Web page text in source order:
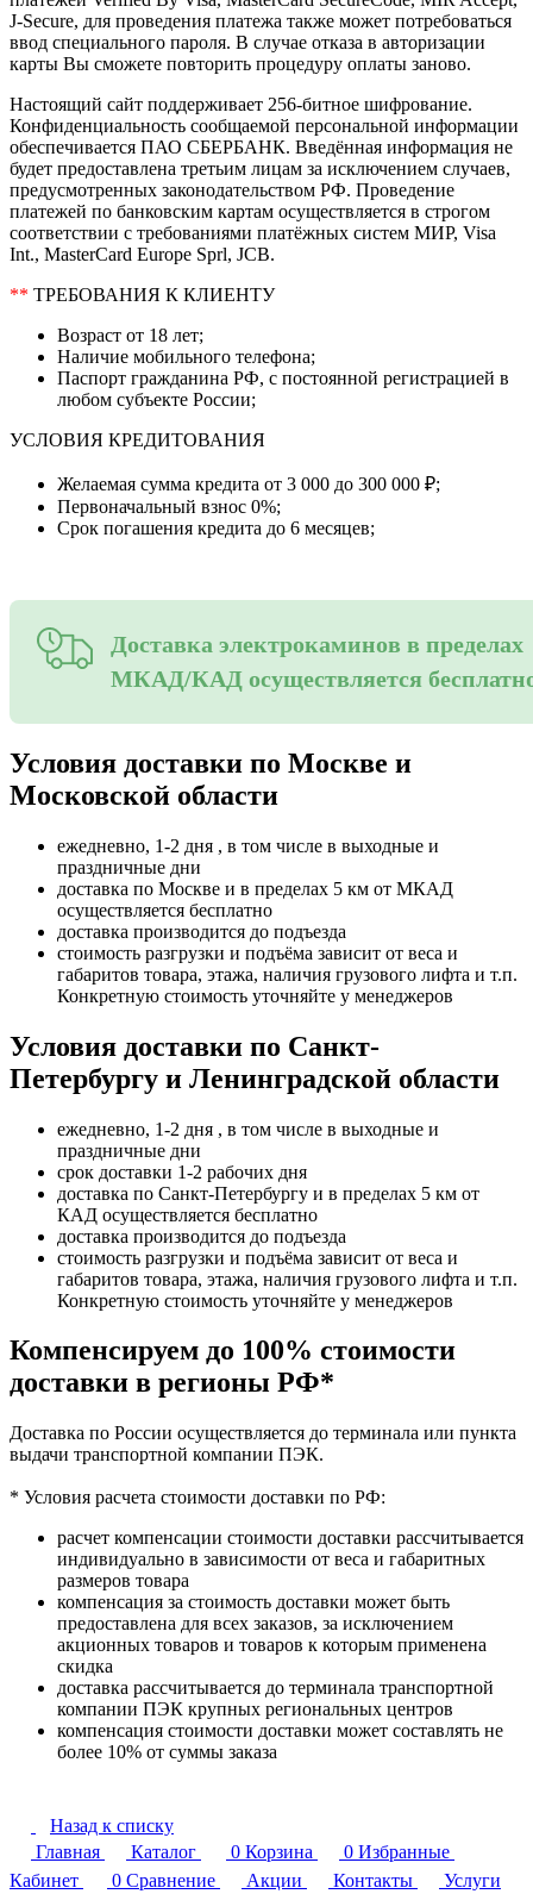
J-Secure, для проведения платежа также может потребоваться
ввод специального пароля. В случае отказа в авторизации
карты Вы сможете повторить процедуру оплаты заново.
Настоящий сайт поддерживает 256-битное шифрование.
Конфиденциальность сообщаемой персональной информации
обеспечивается ПАО СБЕРБАНК. Введённая информация не
будет предоставлена третьим лицам за исключением случаев,
предусмотренных законодательством РФ. Проведение
платежей по банковским картам осуществляется в строгом
соответствии с требованиями платёжных систем МИР, Visa
Int., MasterCard Europe Sprl, JCB.
** ТРЕБОВАНИЯ К КЛИЕНТУ
Возраст от 18 лет;
Наличие мобильного телефона;
Паспорт гражданина РФ, с постоянной регистрацией в
любом субъекте России;
УСЛОВИЯ КРЕДИТОВАНИЯ
Желаемая сумма кредита от 3 000 до 300 000 ₽;
Первоначальный взнос 0%;
Срок погашения кредита до 6 месяцев;
Доставка электрокаминов в пределах
МКАД/КАД осуществляется
Условия доставки по Москве и
Московской области
ежедневно, 1-2 дня , в том числе в выходные и
праздничные дни
доставка по Москве и в пределах 5 км от МКАД
осуществляется бесплатно
доставка производится до подъезда
стоимость разгрузки и подъёма зависит от веса и
габаритов товара, этажа, наличия грузового лифта и т.п.
Конкретную стоимость уточняйте у менеджеров
Условия доставки по Санкт-
Петербургу и Ленинградской области
ежедневно, 1-2 дня , в том числе в выходные и
праздничные дни
срок доставки 1-2 рабочих дня
доставка по Санкт-Петербургу и в пределах 5 км от
КАД осуществляется бесплатно
доставка производится до подъезда
стоимость разгрузки и подъёма зависит от веса и
габаритов товара, этажа, наличия грузового лифта и т.п.
Конкретную стоимость уточняйте у менеджеров
Компенсируем до 100% стоимости
доставки в регионы РФ*
Доставка по России осуществляется до терминала или пункта
выдачи транспортной компании ПЭК.
* Условия расчета стоимости доставки по РФ:
расчет компенсации стоимости доставки рассчитывается
индивидуально в зависимости от веса и габаритных
размеров товара
компенсация за стоимость доставки может быть
предоставлена для всех заказов, за исключением
акционных товаров и товаров к которым применена
скидка
доставка рассчитывается до терминала транспортной
компании ПЭК крупных региональных центров
компенсация стоимости доставки может составлять не
более 10% от суммы заказа
Назад к списку
Главная
Каталог 0 Корзина 0 Избранные
Кабинет
0 Сравнение Акции Контакты
Услуги